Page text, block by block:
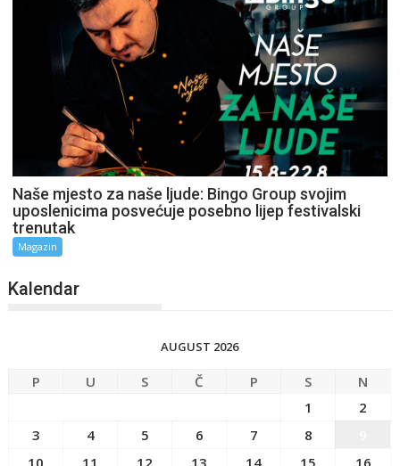
Naše mjesto za naše ljude: Bingo Group svojim
uposlenicima posvećuje posebno lijep festivalski
trenutak
Magazin
Kalendar
AUGUST 2026
P U S Č P S
N
1
2
3
4 5 6 7 8
10
11 12 13 14 15
16